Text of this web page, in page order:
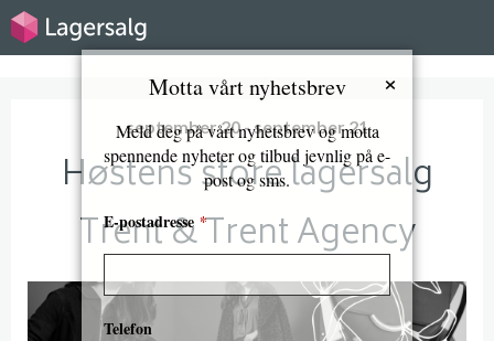
september 20 - september 21
Høstens store lagersalg
Trent & Trent Agency
×
Motta vårt nyhetsbrev
Meld deg på vårt nyhetsbrev og motta
spennende nyheter og tilbud jevnlig på e-
post og sms.
E-postadresse *
Telefon